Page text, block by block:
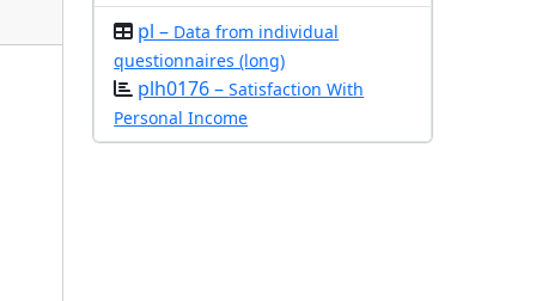
pl – Data from individual
questionnaires (long)
plh0176 –Satisfaction With
Personal Income